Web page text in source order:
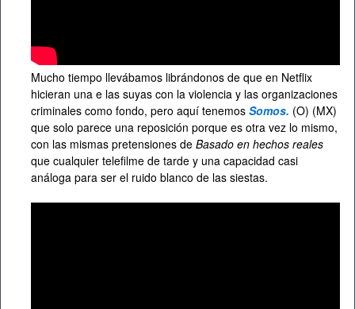
Mucho tiempo llevábamos librándonos de que en Netflix
hicieran una e las suyas con la violencia y las organizaciones
criminales como fondo, pero aquí tenemos Somos. (O) (MX)
que solo parece una reposición porque es otra vez lo mismo,
con las mismas pretensiones de Basado en hechos reales
que cualquier telefilme de tarde y una capacidad casi
análoga para ser el ruido blanco de las siestas.